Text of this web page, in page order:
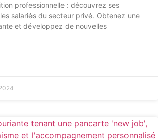
professionnelle : découvrez ses
salariés du secteur privé. Obtenez une
et développez de nouvelles